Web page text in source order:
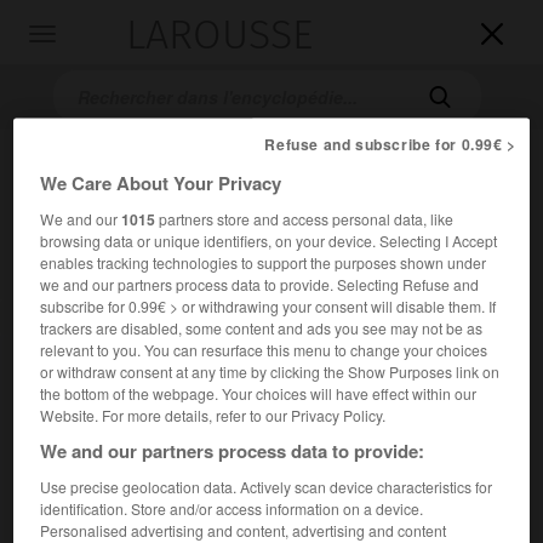


Accueil>Encyclopédie [musdico] >Marcabru
Marcabru
Cet article est extrait de l'ouvrage Larousse « Dictionnaire
de la musique ».
Troubadour gascon ( ? v. 1100 – ? v. 1147).
Refuse and subscribe for 0.99€ >
We Care About Your Privacy
We and our1015partners store and access personal data, like
browsing data or unique identifiers, on your device. Selecting I Accept
enables tracking technologies to support the purposes shown under
we and our partners process data to provide. Selecting Refuse and
subscribe for 0.99€ > or withdrawing your consent will disable them. If
trackers are disabled, some content and ads you see may not be as
relevant to you. You can resurface this menu to change your choices
or withdraw consent at any time by clicking the Show Purposes link on
the bottom of the webpage. Your choices will have effect within our
Website. For more details, refer to our Privacy Policy.
We and our partners process data to provide:
Use precise geolocation data. Actively scan device characteristics for
identification. Store and/or access information on a device.
Personalised advertising and content, advertising and content